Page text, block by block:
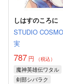
しはすのころに
STUDIO
実
787円 （税込）
魔神英雄伝ワタル
剣部シバラク